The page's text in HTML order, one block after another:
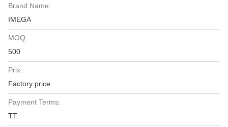
Brand Name:
IMEGA
MOQ:
500
Prix:
Factory price
Payment Terms:
TT